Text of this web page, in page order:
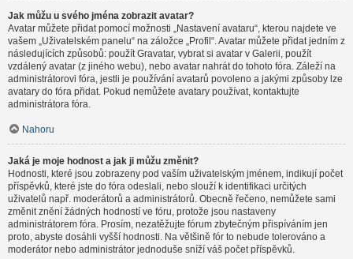
Jak můžu u svého jména zobrazit avatar?
Avatar můžete přidat pomocí možnosti „Nastavení avataru“, kterou najdete ve
vašem „Uživatelském panelu“ na záložce „Profil“. Avatar můžete přidat jedním z
následujících způsobů: použít Gravatar, vybrat si avatar v Galerii, použít
vzdálený avatar (z jiného webu), nebo avatar nahrát do tohoto fóra. Záleží na
administrátorovi fóra, jestli je používání avatarů povoleno a jakými způsoby lze
avatary do fóra přidat. Pokud nemůžete avatary používat, kontaktujte
administrátora fóra.
Nahoru
Jaká je moje hodnost a jak ji můžu změnit?
Hodnosti, které jsou zobrazeny pod vaším uživatelským jménem, indikují počet
příspěvků, které jste do fóra odeslali, nebo slouží k identifikaci určitých
uživatelů např. moderátorů a administrátorů. Obecně řečeno, nemůžete sami
změnit znění žádných hodností ve fóru, protože jsou nastaveny
administrátorem fóra. Prosím, nezatěžujte fórum zbytečným přispíváním jen
proto, abyste dosáhli vyšší hodnosti. Na většině fór to nebude tolerováno a
moderátor nebo administrátor jednoduše sníží váš počet příspěvků.